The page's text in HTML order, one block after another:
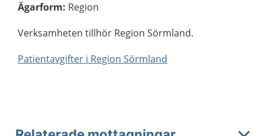
Ägarform: Region
Verksamheten tillhör Region Sörmland.
Patientavgifter i Region Sörmland